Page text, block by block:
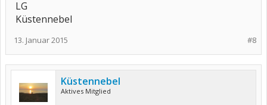
LG
Küstennebel
#8
13. Januar 2015
Küstennebel
Aktives Mitglied